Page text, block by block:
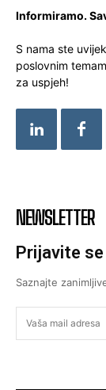
Informiramo.
S nama ste
poslovnim
za uspjeh!
NEWSLETTER
Prijavite
Saznajte